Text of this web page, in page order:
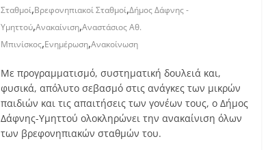
Σταθμοί,Βρεφονηπιακοί Σταθμοί,Δήμος Δάφνης -
Υμηττού,Ανακαίνιση,Αναστάσιος Αθ.
Μπινίσκος,Ενημέρωση,Ανακοίνωση
Με προγραμματισμό, συστηματική δουλειά και,
φυσικά, απόλυτο σεβασμό στις ανάγκες των μικρών
παιδιών και τις απαιτήσεις των γονέων τους, ο Δήμος
Δάφνης-Υμηττού ολοκληρώνει την ανακαίνιση όλων
των βρεφονηπιακών σταθμών του.